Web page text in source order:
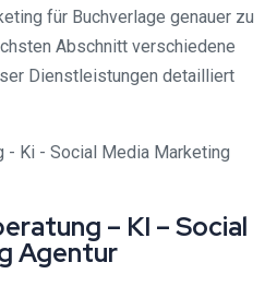
für Buchverlage genauer zu
Abschnitt verschiedene
Dienstleistungen detailliert
– KI – Social
Agentur